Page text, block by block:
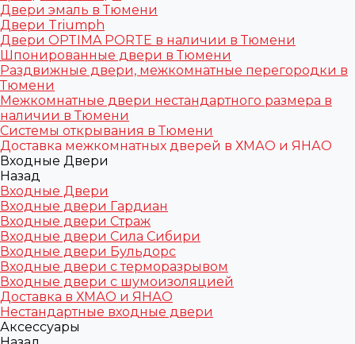
Двери эмаль в Тюмени
Двери Triumph
Двери OPTIMA PORTE в наличии в Тюмени
Шпонированные двери в Тюмени
Раздвижные двери, межкомнатные перегородки в
Тюмени
Межкомнатные двери нестандартного размера в
наличии в Тюмени
Системы открывания в Тюмени
Доставка межкомнатных дверей в ХМАО и ЯНАО
Входные Двери
Назад
Входные Двери
Входные двери Гардиан
Входные двери Страж
Входные двери Сила Сибири
Входные двери Бульдорс
Входные двери с терморазрывом
Входные двери с шумоизоляцией
Доставка в ХМАО и ЯНАО
Нестандартные входные двери
Аксессуары